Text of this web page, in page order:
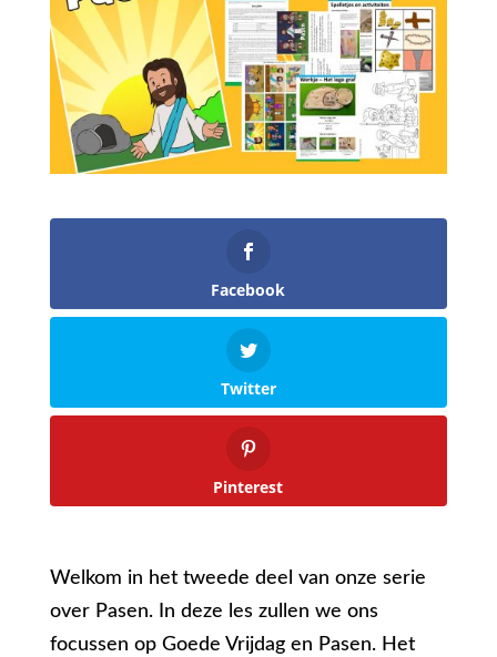
Facebook
Twitter
Pinterest
Welkom in het tweede deel van onze serie
over Pasen. In deze les zullen we ons
focussen op Goede Vrijdag en Pasen. Het